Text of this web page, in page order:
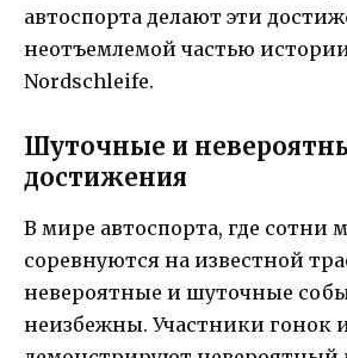
автоспорта делают эти
неотъемлемой частью
Nordschleife.
Шуточные и
достижения
В мире автоспорта, где сотни
соревнуются на известной
невероятные и шуточные
неизбежны. Участники гонок